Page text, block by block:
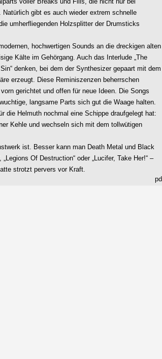
gibt es auch wieder extrem schnelle
umherfliegenden Holzsplitter der Drumsticks
hochwertigen Sounds an die dreckigen alten
Kälte im Gehörgang. Auch das Interlude „The
denken, bei dem der Synthesizer gepaart mit dem
erzeugt. Diese Reminiszenzen beherrschen
gerichtet und offen für neue Ideen. Die Songs
langsame Parts sich gut die Waage halten.
die Helmuth nochmal eine Schippe draufgelegt hat:
Kehle und wechseln sich mit dem tollwütigen
ist. Besser kann man Death Metal und Black
Of Destruction“ oder „Lucifer, Take Her!“ –
strotzt pervers vor Kraft.
pd